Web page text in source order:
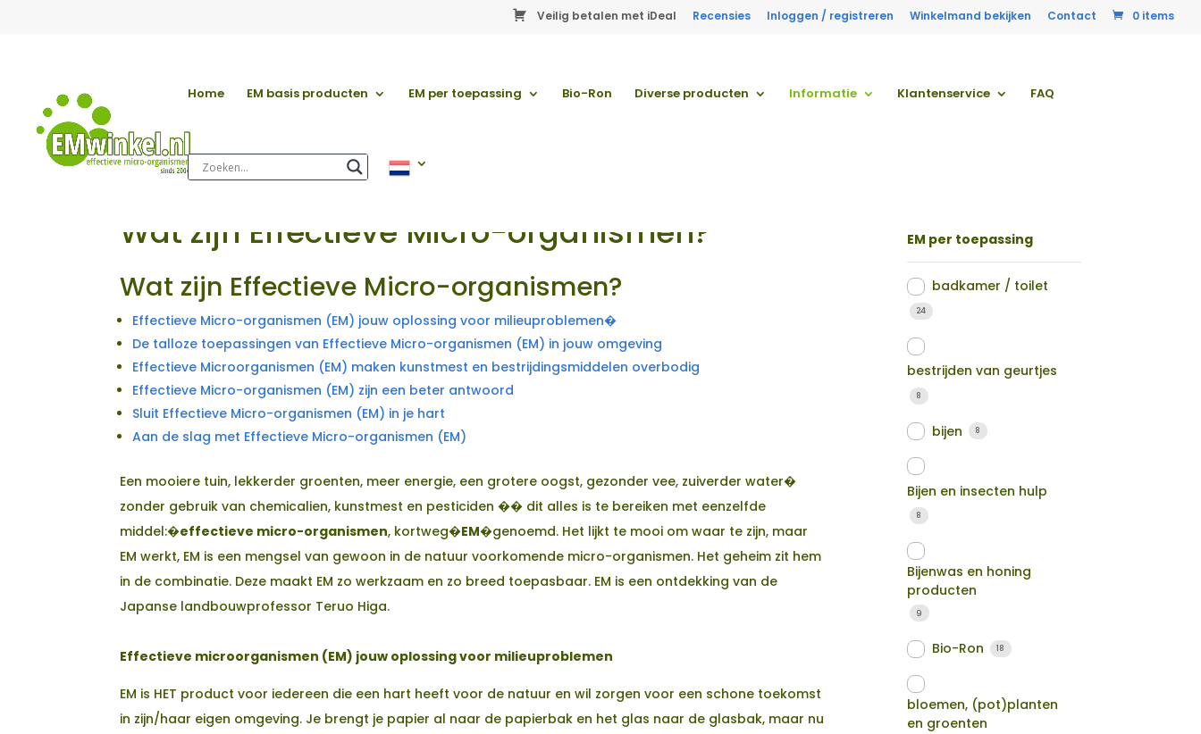
Veilig betalen met iDeal Recensies Inloggen / registreren Winkelmand bekijken Contact 0 items
Home EM basis producten EM per toepassing Bio-Ron Diverse producten Informatie Klantenservice FAQ
Wat zijn Effectieve Micro-organismen?
Wat zijn Effectieve Micro-organismen?
Effectieve Micro-organismen (EM) jouw oplossing voor milieuproblemen�
De talloze toepassingen van Effectieve Micro-organismen (EM) in jouw omgeving
Effectieve Microorganismen (EM) maken kunstmest en bestrijdingsmiddelen overbodig
Effectieve Micro-organismen (EM) zijn een beter antwoord
Sluit Effectieve Micro-organismen (EM) in je hart
Aan de slag met Effectieve Micro-organismen (EM)
Een mooiere tuin, lekkerder groenten, meer energie, een grotere oogst, gezonder vee, zuiverder water�
zonder gebruik van chemicalien, kunstmest en pesticiden �� dit alles is te bereiken met eenzelfde
middel:�effectieve micro-organismen, kortweg�EM�genoemd. Het lijkt te mooi om waar te zijn, maar
EM werkt, EM is een mengsel van gewoon in de natuur voorkomende micro-organismen. Het geheim zit hem
in de combinatie. Deze maakt EM zo werkzaam en zo breed toepasbaar. EM is een ontdekking van de
Japanse landbouwprofessor Teruo Higa.
Effectieve microorganismen (EM) jouw oplossing voor milieuproblemen
EM is HET product voor iedereen die een hart heeft voor de natuur en wil zorgen voor een schone toekomst
in zijn/haar eigen omgeving. Je brengt je papier al naar de papierbak en het glas naar de glasbak, maar nu
EM per toepassing
badkamer / toilet
24
bestrijden van geurtjes
8
bijen 8
Bijen en insecten hulp
8
Bijenwas en honing
producten
9
Bio-Ron 18
bloemen, (pot)planten
en groenten